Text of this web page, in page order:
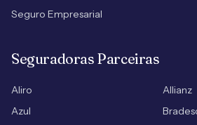
Seguro Empresarial
Seguradoras Parceiras
Aliro
Allianz
Azul